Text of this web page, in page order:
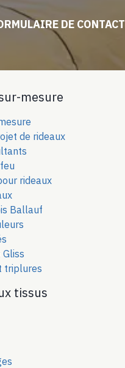
DE CONTACT
mesure
de rideaux
rideaux
Ballauf
triplures
tissus